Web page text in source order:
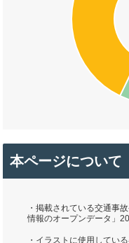
本ページについて
・掲載されている交通事
情報のオープンデータ」
・イラストに使用してい